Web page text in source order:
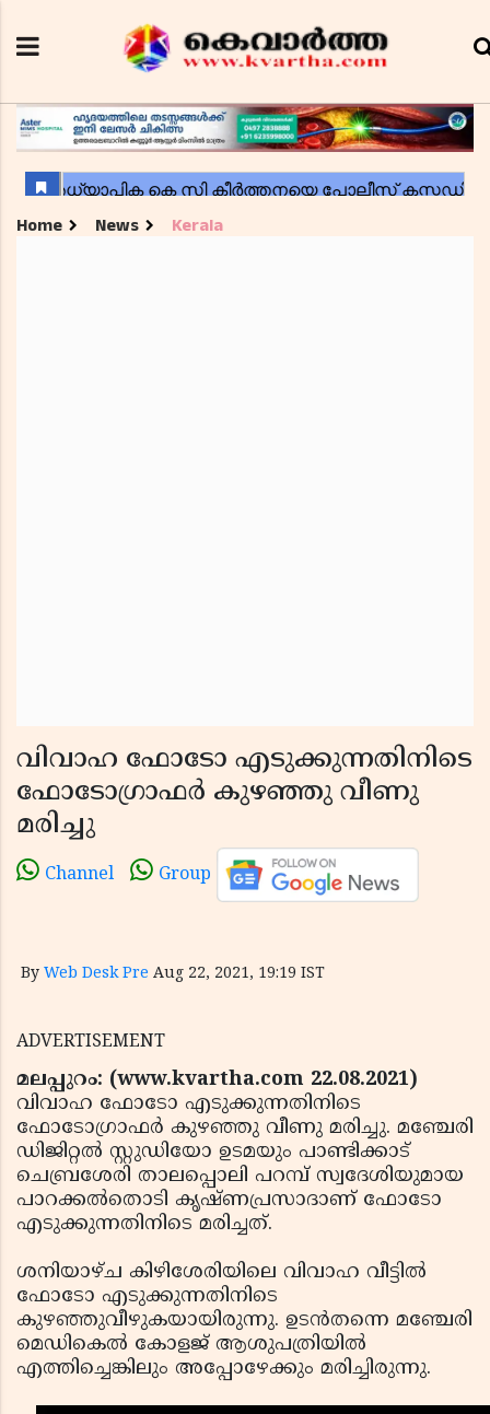
Home News Kerala
വിവാഹ ഫോടോ എടുക്കുന്നതിനിടെ
ഫോടോഗ്രാഫര്‍ കുഴഞ്ഞു വീണു
മരിച്ചു
Channel Group
By Web Desk Pre Aug 22, 2021, 19:19 IST
ADVERTISEMENT
മലപ്പുറം: (www.kvartha.com 22.08.2021)
വിവാഹ ഫോടോ എടുക്കുന്നതിനിടെ
ഫോടോഗ്രാഫര്‍ കുഴഞ്ഞു വീണു മരിച്ചു. മഞ്ചേരി
ഡിജിറ്റല്‍ സ്റ്റുഡിയോ ഉടമയും പാണ്ടിക്കാട്
ചെബ്രശേരി താലപ്പൊലി പറമ്പ് സ്വദേശിയുമായ
പാറക്കല്‍തൊടി കൃഷ്ണപ്രസാദാണ് ഫോടോ
എടുക്കുന്നതിനിടെ മരിച്ചത്.
ശനിയാഴ്ച കിഴിശേരിയിലെ വിവാഹ വീട്ടില്‍
ഫോടോ എടുക്കുന്നതിനിടെ
കുഴഞ്ഞുവീഴുകയായിരുന്നു. ഉടന്‍തന്നെ മഞ്ചേരി
മെഡികെല്‍ കോളജ് ആശുപത്രിയില്‍
എത്തിച്ചെങ്കിലും അപ്പോഴേക്കും മരിച്ചിരുന്നു.